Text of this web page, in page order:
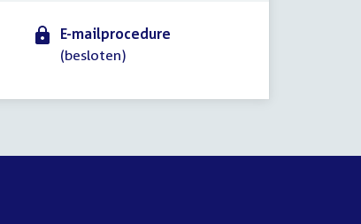
E-mailprocedure
(besloten)